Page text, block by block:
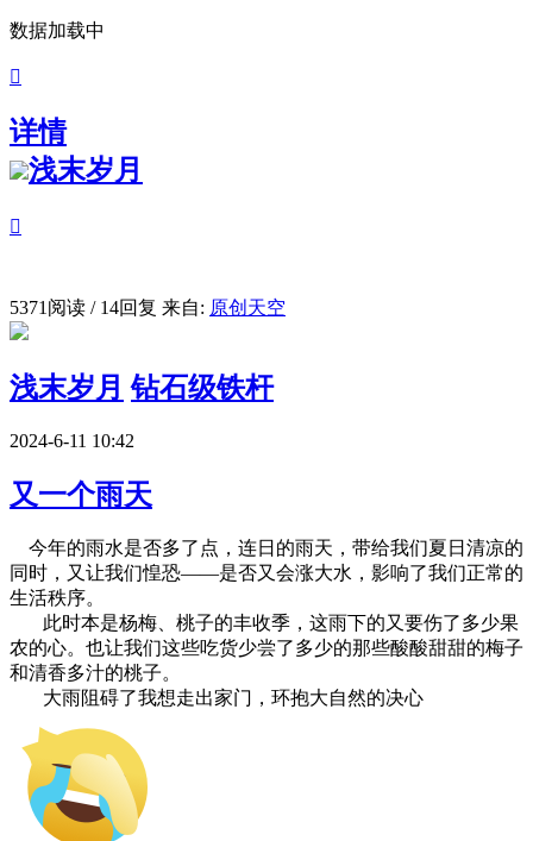
数据加载中

详情
浅末岁月

5371阅读 / 14回复 来自: 原创天空
浅末岁月 钻石级铁杆
2024-6-11 10:42
又一个雨天
今年的雨水是否多了点，连日的雨天，带给我们夏日清凉的
同时，又让我们惶恐——是否又会涨大水，影响了我们正常的
生活秩序。
此时本是杨梅、桃子的丰收季，这雨下的又要伤了多少果
农的心。也让我们这些吃货少尝了多少的那些酸酸甜甜的梅子
和清香多汁的桃子。
大雨阻碍了我想走出家门，环抱大自然的决心